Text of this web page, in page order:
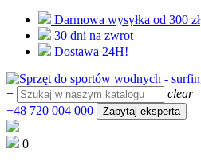
Darmowa wysyłka od 300 zł
30 dni na zwrot
Dostawa 24H!
+
clear
+48 720 004 000
Zapytaj eksperta
0